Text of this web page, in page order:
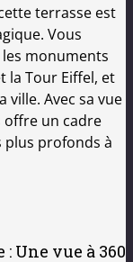
terrasse est
Vous
monuments
la Tour Eiffel, et
ville. Avec sa vue
offre un cadre
plus profonds à
Une vue à 360